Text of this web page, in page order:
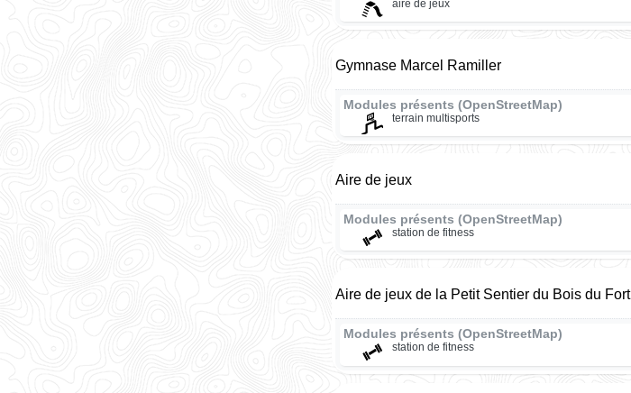
aire de jeux
Gymnase Marcel Ramiller
Modules présents (OpenStreetMap)
terrain multisports
Aire de jeux
Modules présents (OpenStreetMap)
station de fitness
Aire de jeux de la Petit Sentier du Bois du Fort
Modules présents (OpenStreetMap)
station de fitness